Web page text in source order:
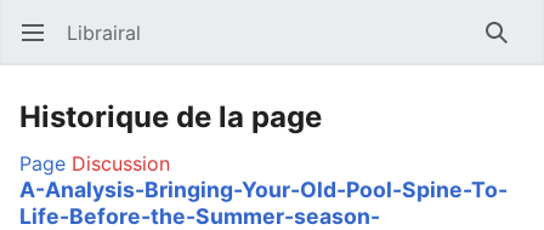
Ouvrir le menu principal Librairal
Historique de la page
Page Discussion
A-Analysis-Bringing-Your-Old-Pool-Spine-To-
Life-Before-the-Summer-season-